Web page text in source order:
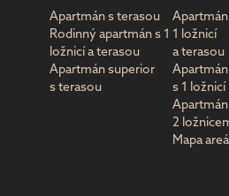
Apartmán s terasou
Rodinný apartmán s 1
ložnicí a terasou
Apartmán superior
s terasou
1 ložnicí
a terasou
Apartmán
s 1 ložnicí
2
Mapa